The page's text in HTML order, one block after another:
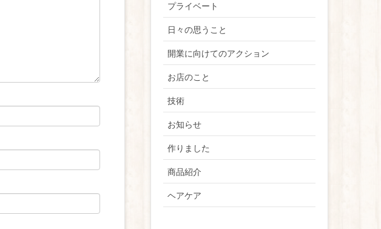
プライベート
日々の思うこと
開業に向けてのアクション
お店のこと
技術
お知らせ
作りました
商品紹介
ヘアケア